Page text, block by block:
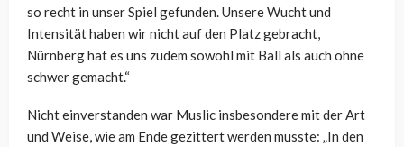
so recht in unser Spiel gefunden. Unsere Wucht und
Intensität haben wir nicht auf den Platz gebracht,
Nürnberg hat es uns zudem sowohl mit Ball als auch ohne
schwer gemacht.“
Nicht einverstanden war Muslic insbesondere mit der Art
und Weise, wie am Ende gezittert werden musste: „In den